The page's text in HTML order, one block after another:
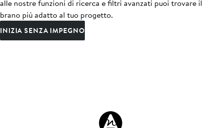
alle nostre funzioni di ricerca e filtri avanzati puoi trovare il
brano più adatto al tuo progetto.
INIZIA SENZA IMPEGNO